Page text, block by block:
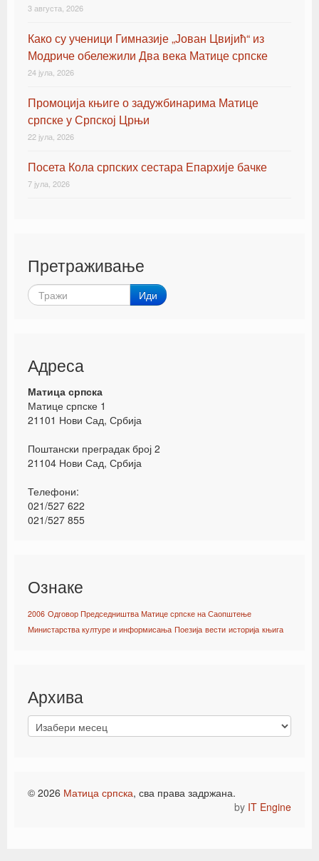
3 августа, 2026
Како су ученици Гимназије „Јован Цвијић“ из
Модриче обележили Два века Матице српске
24 јула, 2026
Промоција књиге о задужбинарима Матице
српске у Српској Црњи
22 јула, 2026
Посета Кола српских сестара Епархије бачке
7 јула, 2026
Претраживање
Иди
Адреса
Матица српска
Матице српске 1
21101 Нови Сад, Србија
Поштански преградак број 2
21104 Нови Сад, Србија
Телефони:
021/527 622
021/527 855
Ознаке
2006 Одговор Председништва Матице српске на Саопштење
Министарства културе и информисања Поезија вести историја књига
Архива
© 2026 Матица српска, сва права задржана.
by IT Engine